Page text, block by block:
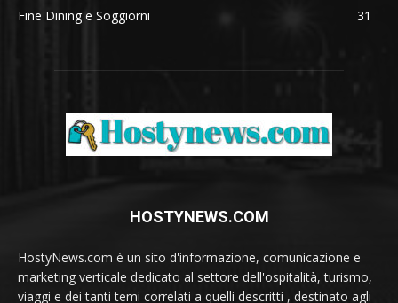
Fine Dining e Soggiorni
31
HOSTYNEWS.COM
HostyNews.com è un sito d'informazione, comunicazione e
marketing verticale dedicato al settore dell'ospitalità, turismo,
viaggi e dei tanti temi correlati a quelli descritti , destinato agli